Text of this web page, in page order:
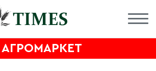
АГРОМАРКЕТ